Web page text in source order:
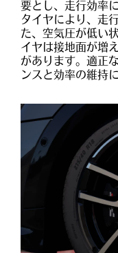
要とし、走行効率
タイヤにより、走
た、空気圧が低い
イヤは接地面が増
があります。適正
ンスと効率の維持